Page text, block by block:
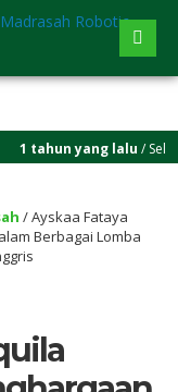
yang lalu/ Selamat
/Ayskaa Fataya
Berbagai Lomba